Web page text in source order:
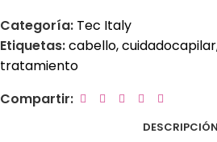
Categoría: Tec Italy
Etiquetas:cabello,cuidadocapilar
tratamiento
Compartir:
DESCRIPCIÓN